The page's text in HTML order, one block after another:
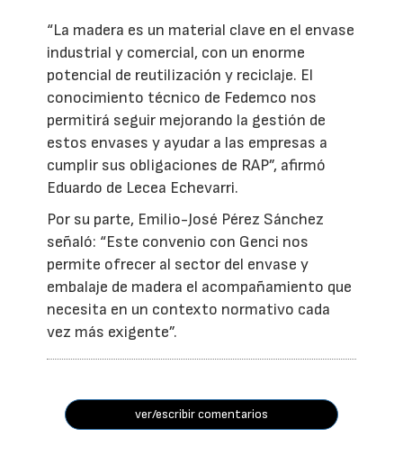
“La madera es un material clave en el envase
industrial y comercial, con un enorme
potencial de reutilización y reciclaje. El
conocimiento técnico de Fedemco nos
permitirá seguir mejorando la gestión de
estos envases y ayudar a las empresas a
cumplir sus obligaciones de RAP”, afirmó
Eduardo de Lecea Echevarri.
Por su parte, Emilio-José Pérez Sánchez
señaló: “Este convenio con Genci nos
permite ofrecer al sector del envase y
embalaje de madera el acompañamiento que
necesita en un contexto normativo cada
vez más exigente”.
ver/escribir comentarios